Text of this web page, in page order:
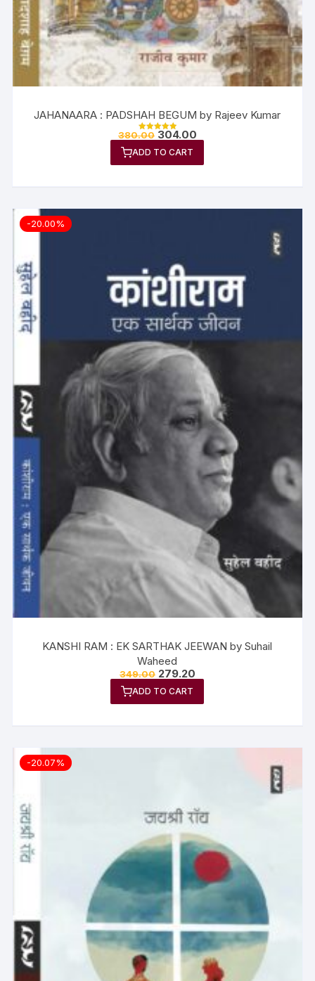
JAHANAARA : PADSHAH BEGUM by Rajeev Kumar
Rated
out of 5
380.00 304.00
ADD TO CART
-20.00%
KANSHI RAM : EK SARTHAK JEEWAN by Suhail
Waheed
349.00 279.20
ADD TO CART
-20.07%